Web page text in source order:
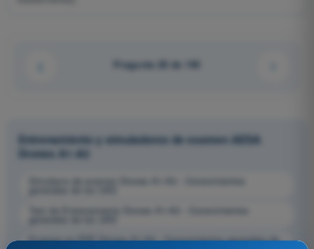
Pregunta 28 de 140
Entrenamiento y simuladores de examen AESA
Drones A1-A3
Simulacro de examen Drones A1-A3 - Conocimientos
Test de Entrenamiento Drones A1-A3 - Conocimientos
Examen en PDF Drones A1-A3 - Conocimientos generales de